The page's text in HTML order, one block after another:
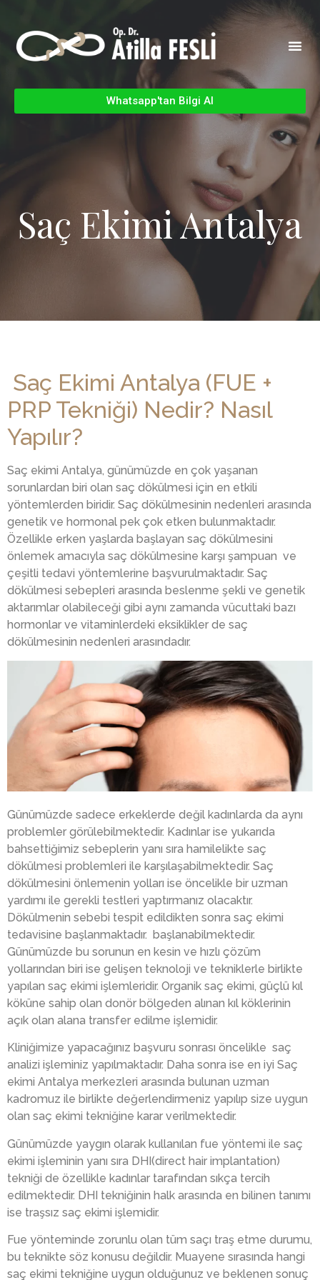
Whatsapp'tan Bilgi Al
Saç Ekimi Antalya
Saç Ekimi Antalya (FUE +
PRP Tekniği) Nedir? Nasıl
Yapılır?
Saç ekimi Antalya, günümüzde en çok yaşanan
sorunlardan biri olan saç dökülmesi için en etkili
yöntemlerden biridir. Saç dökülmesinin nedenleri arasında
genetik ve hormonal pek çok etken bulunmaktadır.
Özellikle erken yaşlarda başlayan saç dökülmesini
önlemek amacıyla saç dökülmesine karşı şampuan ve
çeşitli tedavi yöntemlerine başvurulmaktadır. Saç
dökülmesi sebepleri arasında beslenme şekli ve genetik
aktarımlar olabileceği gibi aynı zamanda vücuttaki bazı
hormonlar ve vitaminlerdeki eksiklikler de saç
dökülmesinin nedenleri arasındadır.
Günümüzde sadece erkeklerde değil kadınlarda da aynı
problemler görülebilmektedir. Kadınlar ise yukarıda
bahsettiğimiz sebeplerin yanı sıra hamilelikte saç
dökülmesi problemleri ile karşılaşabilmektedir. Saç
dökülmesini önlemenin yolları ise öncelikle bir uzman
yardımı ile gerekli testleri yaptırmanız olacaktır.
Dökülmenin sebebi tespit edildikten sonra saç ekimi
tedavisine başlanmaktadır. başlanabilmektedir.
Günümüzde bu sorunun en kesin ve hızlı çözüm
yollarından biri ise gelişen teknoloji ve tekniklerle birlikte
yapılan saç ekimi işlemleridir. Organik saç ekimi, güçlü kıl
köküne sahip olan donör bölgeden alınan kıl köklerinin
açık olan alana transfer edilme işlemidir.
Kliniğimize yapacağınız başvuru sonrası öncelikle saç
analizi işleminiz yapılmaktadır. Daha sonra ise en iyi Saç
ekimi Antalya merkezleri arasında bulunan uzman
kadromuz ile birlikte değerlendirmeniz yapılıp size uygun
olan saç ekimi tekniğine karar verilmektedir.
Günümüzde yaygın olarak kullanılan fue yöntemi ile saç
ekimi işleminin yanı sıra DHI(direct hair implantation)
tekniği de özellikle kadınlar tarafından sıkça tercih
edilmektedir. DHI tekniğinin halk arasında en bilinen tanımı
ise traşsız saç ekimi işlemidir.
Fue yönteminde zorunlu olan tüm saçı traş etme durumu,
bu teknikte söz konusu değildir. Muayene sırasında hangi
saç ekimi tekniğine uygun olduğunuz ve beklenen sonuç